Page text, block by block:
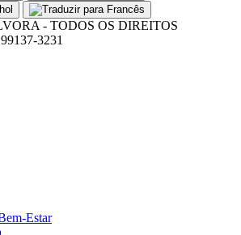
- TODOS OS DIREITOS
3231
Estar